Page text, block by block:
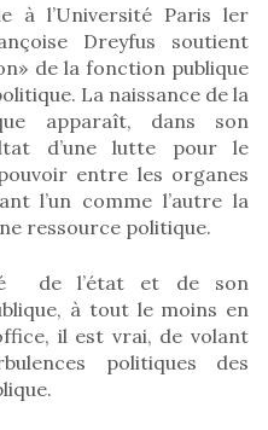
à l’Université Paris ler
Dreyfus soutient
de la fonction publique
La naissance de la
apparaît, dans son
d’une lutte pour le
entre les organes
l’un comme l’autre la
ressource politique.
de l’état et de son
à tout le moins en
il est vrai, de volant
politiques des